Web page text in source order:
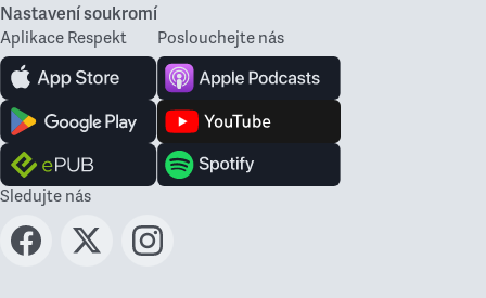
Nastavení soukromí
Aplikace Respekt Poslouchejte nás
Sledujte nás